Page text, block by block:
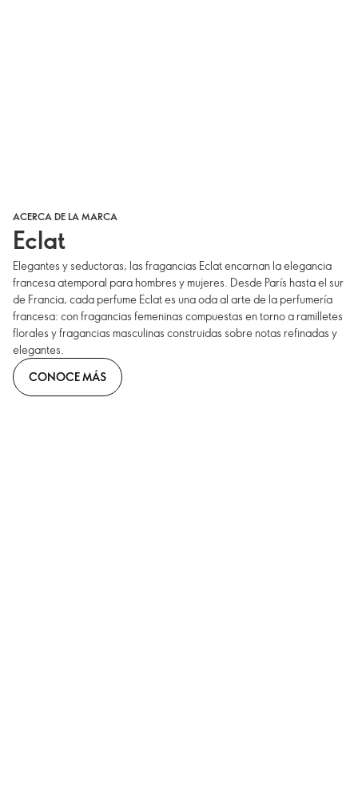
ACERCA DE LA MARCA
Eclat
Elegantes y seductoras, las fragancias Eclat encarnan la elegancia
francesa atemporal para hombres y mujeres. Desde París hasta el sur
de Francia, cada perfume Eclat es una oda al arte de la perfumería
francesa: con fragancias femeninas compuestas en torno a ramilletes
florales y fragancias masculinas construidas sobre notas refinadas y
elegantes.
CONOCE MÁS